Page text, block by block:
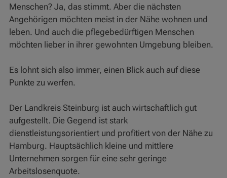
Menschen? Ja, das stimmt. Aber die nächsten
Angehörigen möchten meist in der Nähe wohnen und
leben. Und auch die pflegebedürftigen Menschen
möchten lieber in ihrer gewohnten Umgebung bleiben.
Es lohnt sich also immer, einen Blick auch auf diese
Punkte zu werfen.
Der Landkreis Steinburg ist auch wirtschaftlich gut
aufgestellt. Die Gegend ist stark
dienstleistungsorientiert und profitiert von der Nähe zu
Hamburg. Hauptsächlich kleine und mittlere
Unternehmen sorgen für eine sehr geringe
Arbeitslosenquote.